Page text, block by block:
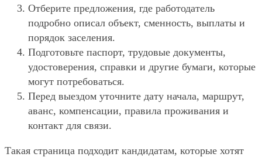
Отберите предложения, где работодатель
подробно описал объект, сменность, выплаты и
порядок заселения.
Подготовьте паспорт, трудовые документы,
удостоверения, справки и другие бумаги, которые
могут потребоваться.
Перед выездом уточните дату начала, маршрут,
аванс, компенсации, правила проживания и
контакт для связи.
Такая страница подходит кандидатам, которые хотят